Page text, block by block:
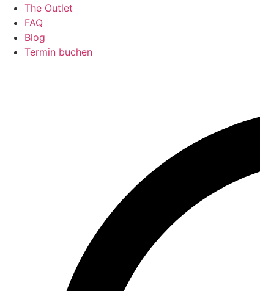
The Outlet
FAQ
Blog
Termin buchen